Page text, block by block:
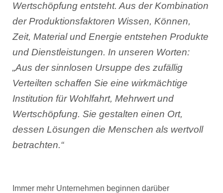
Wertschöpfung entsteht. Aus der Kombination
der Produktionsfaktoren Wissen, Können,
Zeit, Material und Energie entstehen Produkte
und Dienstleistungen. In unseren Worten:
„Aus der sinnlosen Ursuppe des zufällig
Verteilten schaffen Sie eine wirkmächtige
Institution für Wohlfahrt, Mehrwert und
Wertschöpfung. Sie gestalten einen Ort,
dessen Lösungen die Menschen als wertvoll
betrachten.“
Immer mehr Unternehmen beginnen darüber